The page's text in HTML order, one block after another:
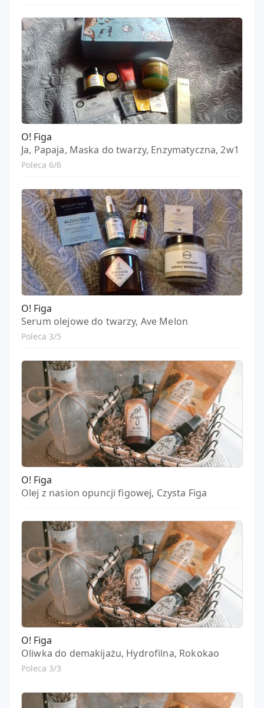
O! Figa
Ja, Papaja, Maska do twarzy, Enzymatyczna, 2w1
Poleca 6/6
O! Figa
Serum olejowe do twarzy, Ave Melon
Poleca 3/5
O! Figa
Olej z nasion opuncji figowej, Czysta Figa
O! Figa
Oliwka do demakijażu, Hydrofilna, Rokokao
Poleca 3/3